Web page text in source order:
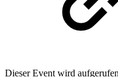
Dieser Event wird